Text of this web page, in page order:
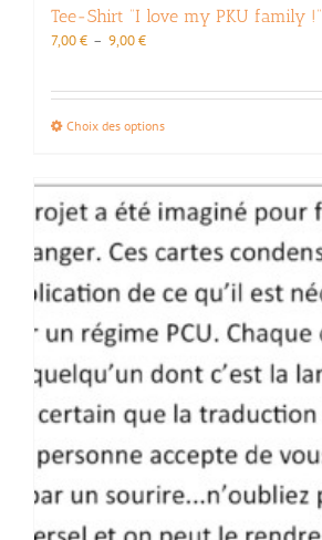
Tee-Shirt “I love my PKU family !”
7,00€ – 9,00€Plage
7,00 €
à
Choix des optionsCe
plusieurs
variations.
options
être
choisies
sur
la
du